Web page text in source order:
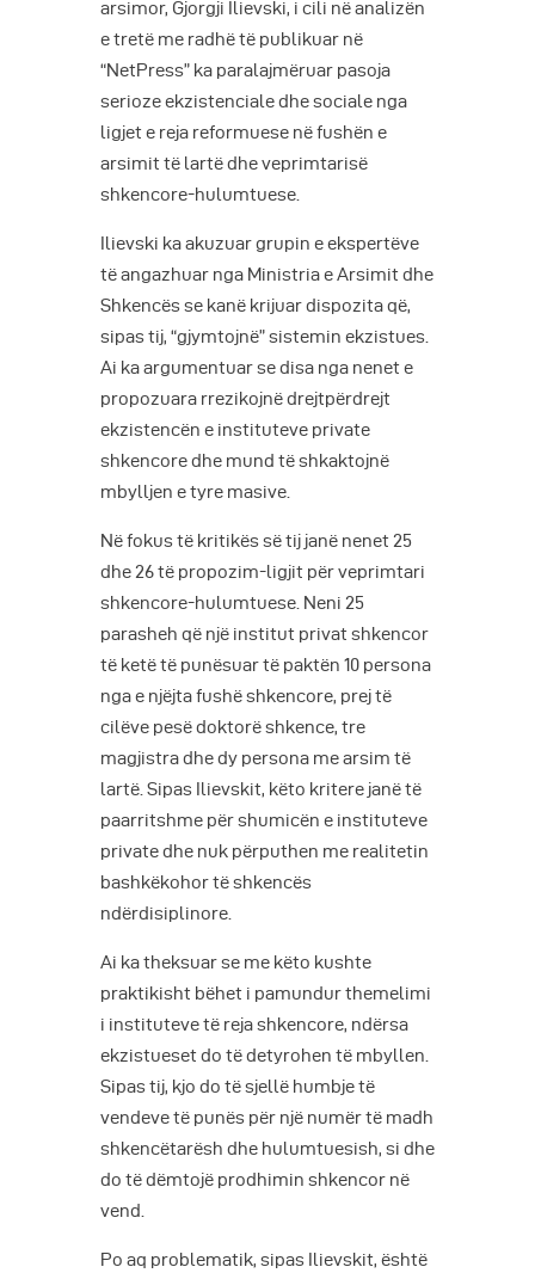
arsimor, Gjorgji Ilievski, i cili në analizën
e tretë me radhë të publikuar në
“NetPress” ka paralajmëruar pasoja
serioze ekzistenciale dhe sociale nga
ligjet e reja reformuese në fushën e
arsimit të lartë dhe veprimtarisë
shkencore-hulumtuese.
Ilievski ka akuzuar grupin e ekspertëve
të angazhuar nga Ministria e Arsimit dhe
Shkencës se kanë krijuar dispozita që,
sipas tij, “gjymtojnë” sistemin ekzistues.
Ai ka argumentuar se disa nga nenet e
propozuara rrezikojnë drejtpërdrejt
ekzistencën e instituteve private
shkencore dhe mund të shkaktojnë
mbylljen e tyre masive.
Në fokus të kritikës së tij janë nenet 25
dhe 26 të propozim-ligjit për veprimtari
shkencore-hulumtuese. Neni 25
parasheh që një institut privat shkencor
të ketë të punësuar të paktën 10 persona
nga e njëjta fushë shkencore, prej të
cilëve pesë doktorë shkence, tre
magjistra dhe dy persona me arsim të
lartë. Sipas Ilievskit, këto kritere janë të
paarritshme për shumicën e instituteve
private dhe nuk përputhen me realitetin
bashkëkohor të shkencës
ndërdisiplinore.
Ai ka theksuar se me këto kushte
praktikisht bëhet i pamundur themelimi
i instituteve të reja shkencore, ndërsa
ekzistueset do të detyrohen të mbyllen.
Sipas tij, kjo do të sjellë humbje të
vendeve të punës për një numër të madh
shkencëtarësh dhe hulumtuesish, si dhe
do të dëmtojë prodhimin shkencor në
vend.
Po aq problematik, sipas Ilievskit, është